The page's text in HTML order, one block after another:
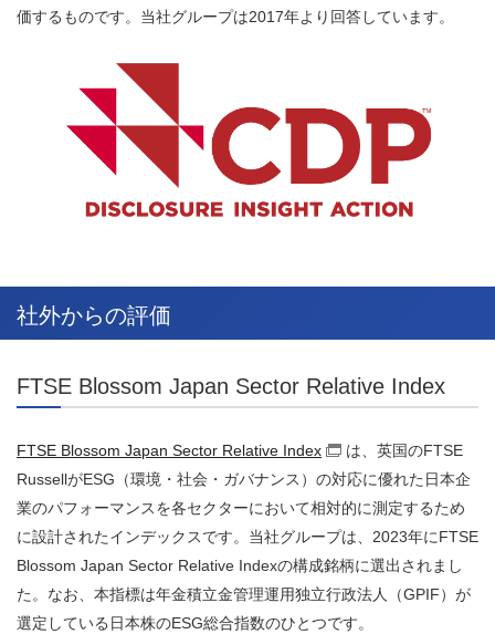
価するものです。当社グループは2017年より回答しています。
社外からの評価
FTSE Blossom Japan Sector Relative Index
FTSE Blossom Japan Sector Relative Index （別窓で開く）
は、英国のFTSE
RussellがESG（環境・社会・ガバナンス）の対応に優れた日本企
業のパフォーマンスを各セクターにおいて相対的に測定するため
に設計されたインデックスです。当社グループは、2023年にFTSE
Blossom Japan Sector Relative Indexの構成銘柄に選出されまし
た。なお、本指標は年金積立金管理運用独立行政法人（GPIF）が
選定している日本株のESG総合指数のひとつです。